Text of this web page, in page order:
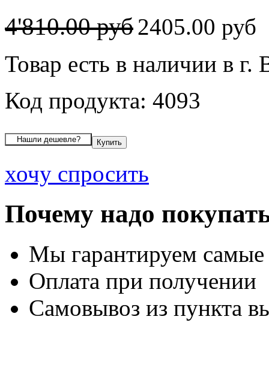
4'810.00 руб2405.00 руб
Товар есть в наличии в г.
Код продукта: 4093
хочу спросить
Почему надо
Мы гарантируем
Оплата при получении
Самовывоз из пункта